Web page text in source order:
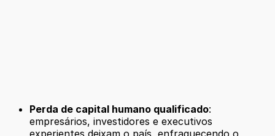
Perda de capital humano qualificado:
empresários, investidores e executivos